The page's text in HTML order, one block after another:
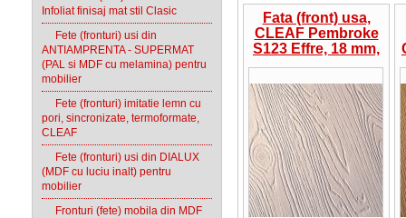
Infoliat finisaj mat stil Clasic
Fete (fronturi) usi din
ANTIAMPRENTA - SUPERMAT
(PAL si MDF cu melamina) pentru
mobilier
Fete (fronturi) imitatie lemn cu
pori, sincronizate, termoformate,
CLEAF
Fete (fronturi) usi din DIALUX
(MDF cu luciu inalt) pentru
mobilier
Fronturi (fete) mobila din MDF
Fata (front) usa,
CLEAF Pembroke
S123 Effre, 18 mm,
cant ABS la
in relief, Italia,
pret/mp